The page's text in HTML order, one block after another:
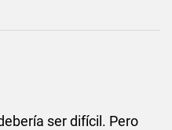
ser difícil. Pero